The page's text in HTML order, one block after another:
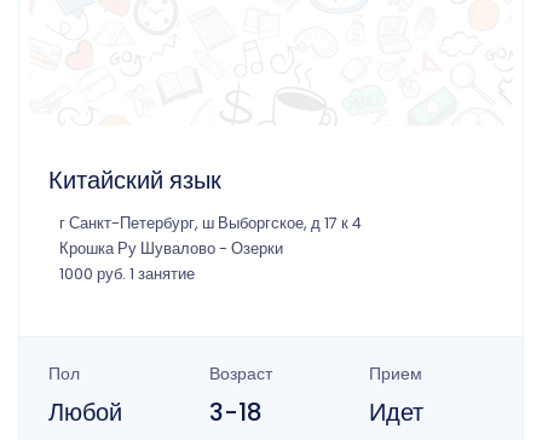
Китайский язык
г Санкт-Петербург, ш Выборгское, д 17 к 4
Крошка Ру Шувалово - Озерки
1000 руб. 1 занятие
Пол
Любой
Возраст
3-18
Прием
Идет